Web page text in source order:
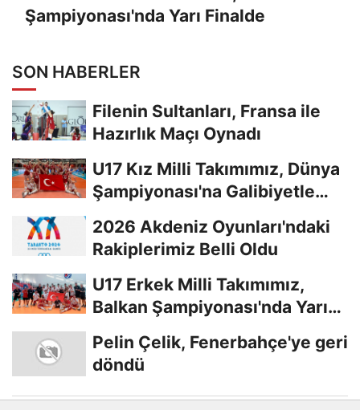
Şampiyonası'nda Yarı Finalde
SON HABERLER
Filenin Sultanları, Fransa ile
Hazırlık Maçı Oynadı
U17 Kız Milli Takımımız, Dünya
Şampiyonası'na Galibiyetle
2026 Akdeniz Oyunları'ndaki
Rakiplerimiz Belli Oldu
U17 Erkek Milli Takımımız,
Balkan Şampiyonası'nda Yarı
Pelin Çelik, Fenerbahçe'ye geri
döndü